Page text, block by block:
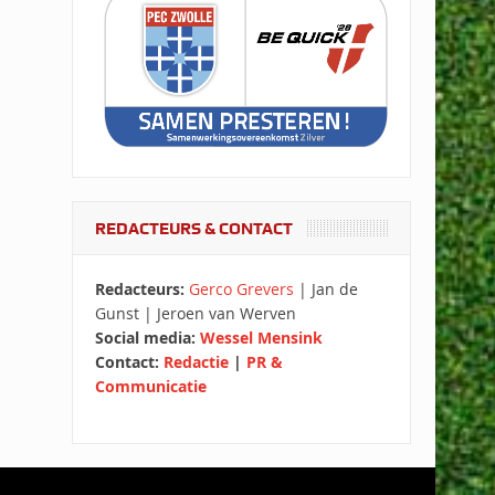
REDACTEURS & CONTACT
Redacteurs: Gerco Grevers | Jan de
Gunst | Jeroen van Werven
Social media: Wessel Mensink
Contact: Redactie| PR &
Communicatie